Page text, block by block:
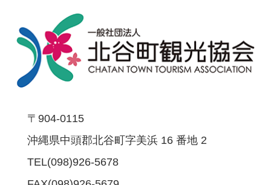
〒904-0115
沖縄県中頭郡北谷町字美浜 16 番地 2
TEL(098)926-5678